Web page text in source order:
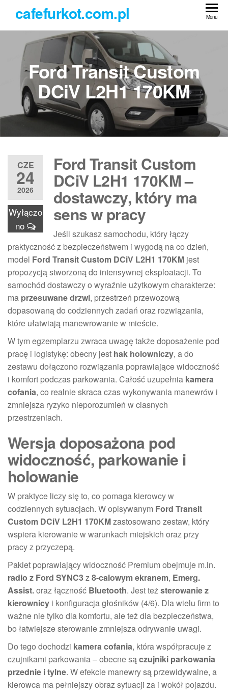
treści
cafefurkot.com.pl Menu
Ford Transit Custom
DCiV L2H1 170KM
CZE
24
2026
Wyłączo
no
Ford Transit Custom
DCiV L2H1 170KM –
dostawczy, który ma
sens w pracy
Jeśli szukasz samochodu, który łączy
praktyczność z bezpieczeństwem i wygodą na co dzień,
model Ford Transit Custom DCiV L2H1 170KM jest
propozycją stworzoną do intensywnej eksploatacji. To
samochód dostawczy o wyraźnie użytkowym charakterze:
ma przesuwane drzwi, przestrzeń przewozową
dopasowaną do codziennych zadań oraz rozwiązania,
które ułatwiają manewrowanie w mieście.
W tym egzemplarzu zwraca uwagę także doposażenie pod
pracę i logistykę: obecny jest hak holowniczy, a do
zestawu dołączono rozwiązania poprawiające widoczność
i komfort podczas parkowania. Całość uzupełnia kamera
cofania, co realnie skraca czas wykonywania manewrów i
zmniejsza ryzyko nieporozumień w ciasnych
przestrzeniach.
Wersja doposażona pod
widoczność, parkowanie i
holowanie
W praktyce liczy się to, co pomaga kierowcy w
codziennych sytuacjach. W opisywanym Ford Transit
Custom DCiV L2H1 170KMzastosowano zestaw, który
wspiera kierowanie w warunkach miejskich oraz przy
pracy z przyczepą.
Pakiet poprawiający widoczność Premium obejmuje m.in.
radio z Ford SYNC3z8-calowym ekranem, Emerg.
Assist.oraz łączność Bluetooth. Jest teżsterowanie z
kierownicy i konfiguracja głośników (4/6). Dla wielu firm to
ważne nie tylko dla komfortu, ale też dla bezpieczeństwa,
bo łatwiejsze sterowanie zmniejsza odrywanie uwagi.
Do tego dochodzi kamera cofania, która współpracuje z
czujnikami parkowania – obecne sączujniki parkowania
przednie i tylne. W efekcie manewry są przewidywalne, a
kierowca ma pełniejszy obraz sytuacji za i wokół pojazdu.